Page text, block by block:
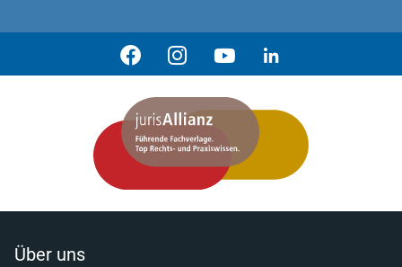
Über uns